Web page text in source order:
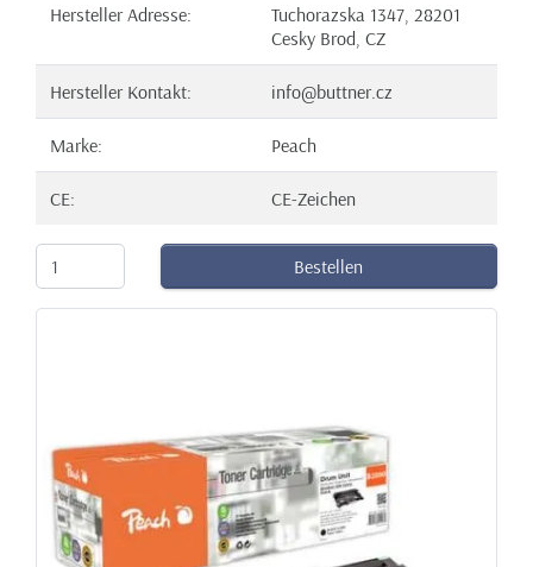
Hersteller Adresse:
Tuchorazska 1347, 28201
Cesky Brod, CZ
Hersteller Kontakt: info@buttner.cz
Marke: Peach
CE: CE-Zeichen
Bestellen